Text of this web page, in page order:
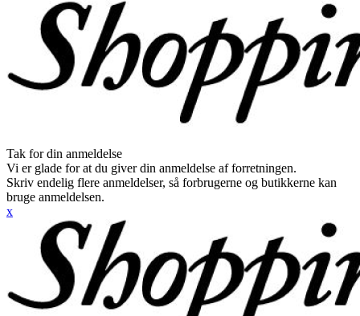
Tak for din anmeldelse
Vi er glade for at du giver din anmeldelse af forretningen.
Skriv endelig flere anmeldelser, så forbrugerne og butikkerne kan
bruge anmeldelsen.
x